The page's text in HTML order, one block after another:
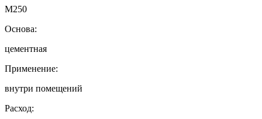
М250
Основа:
цементная
Применение:
внутри помещений
Расход: